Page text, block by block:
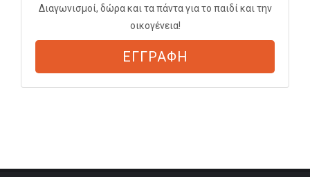
Διαγωνισμοί, δώρα και τα πάντα για το παιδί και την
οικογένεια!
ΕΓΓΡΑΦΗ